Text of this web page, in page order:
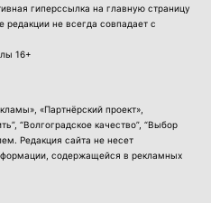
гиперссылка на главную страницу
не всегда совпадает с
16+
«Партнёрский проект»,
“Волгоградское качество”, “Выбор
Редакция сайта не несет
содержащейся в рекламных